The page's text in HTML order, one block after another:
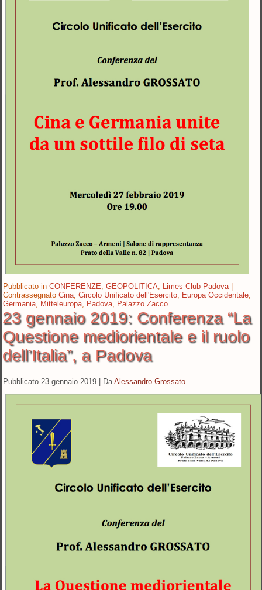
Pubblicato in CONFERENZE ,GEOPOLITICA Limes Club Padova
Contrassegnato Cina ,Circolo Unificato dell'Esercito Europa Occidentale
Germania
Mitteleuropa Padova Palazzo Zacco
23 gennaio 2019: Conferenza “La
Questione mediorientale e il ruolo
dell’Italia”, a Padova
Pubblicato 23 gennaio 2019 Da Alessandro Grossato